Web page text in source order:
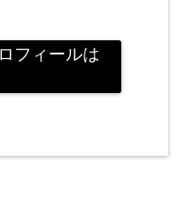
フィールは